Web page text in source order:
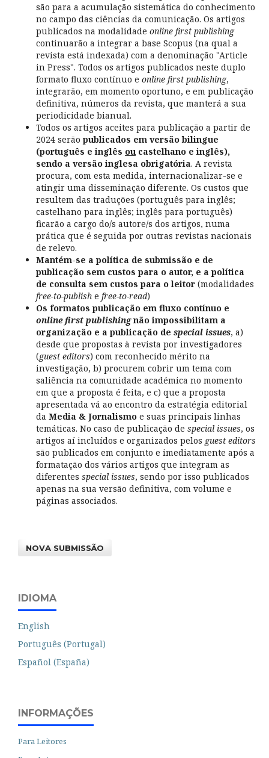
são para a acumulação sistemática do conhecimento
no campo das ciências da comunicação. Os artigos
publicados na modalidade online first publishing
continuarão a integrar a base Scopus (na qual a
revista está indexada) com a denominação "Article
in Press". Todos os artigos publicados neste duplo
formato fluxo contínuo e online first publishing,
integrarão, em momento oportuno, e em publicação
definitiva, números da revista, que manterá a sua
periodicidade bianual.
Todos os artigos aceites para publicação a partir de
2024 serão publicados em versão bilingue
(português e inglês oucastelhano e inglês),
sendo a versão inglesa obrigatória. A revista
procura, com esta medida, internacionalizar-se e
atingir uma disseminação diferente. Os custos que
resultem das traduções (português para inglês;
castelhano para inglês; inglês para português)
ficarão a cargo do/s autore/s dos artigos, numa
prática que é seguida por outras revistas nacionais
de relevo.
Mantém-se a política de submissão e de
publicação sem custos para o autor, e a política
de consulta sem custos para o leitor(modalidades
free-to-publishe free-to-read)
Os formatos publicação em fluxo contínuo e
online first publishingnão impossibilitam a
organização e a publicação de special issues, a)
desde que propostas à revista por investigadores
(guest editors) com reconhecido mérito na
investigação, b) procurem cobrir um tema com
saliência na comunidade académica no momento
em que a proposta é feita, e c) que a proposta
apresentada vá ao encontro da estratégia editorial
da Media & Jornalismoe suas principais linhas
temáticas. No caso de publicação de special issues, os
artigos aí incluídos e organizados pelos guest editors
são publicados em conjunto e imediatamente após a
formatação dos vários artigos que integram as
diferentes special issues, sendo por isso publicados
apenas na sua versão definitiva, com volume e
páginas associados.
NOVA SUBMISSÃO
IDIOMA
English
Português (Portugal)
Español (España)
INFORMAÇÕES
Para Leitores